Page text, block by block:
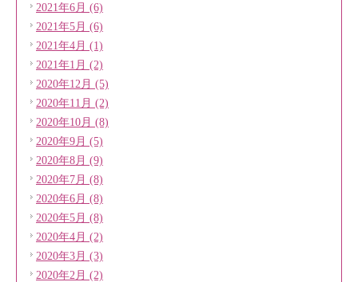
2021年6月 (6)
2021年5月 (6)
2021年4月 (1)
2021年1月 (2)
2020年12月 (5)
2020年11月 (2)
2020年10月 (8)
2020年9月 (5)
2020年8月 (9)
2020年7月 (8)
2020年6月 (8)
2020年5月 (8)
2020年4月 (2)
2020年3月 (3)
2020年2月 (2)